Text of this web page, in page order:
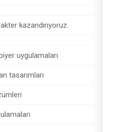
kazandırıyoruz.
uygulamaları
tasarımları